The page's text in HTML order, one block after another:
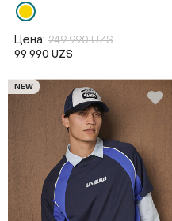
Цена: 249 990 UZS
99 990 UZS
NEW